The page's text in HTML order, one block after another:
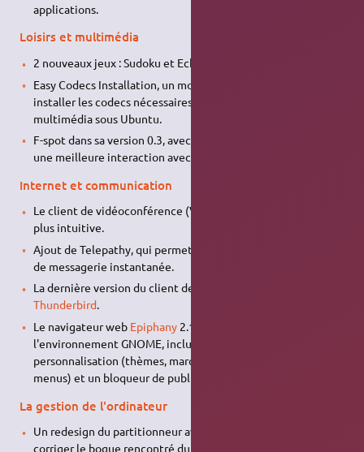
applications.
Loisirs et multimédia
2 nouveaux jeux : Sudoku et Echecs.
Easy Codecs Installation, un moyen facile de télécharger et
installer les codecs nécessaires à une expérience
multimédia sous Ubuntu.
F-spot dans sa version 0.3, avec des corrections de bogues et
une meilleure interaction avec Picasa web interface.
Internet et communication
Le client de vidéoconférence (VoIP)
plus intuitive.
Ajout de Telepathy, qui permet l'interconnexion des réseaux
de messagerie instantanée.
La dernière version du client de messagerie
Thunderbird.
Le navigateur web Epiphany2.17.90, bien intégré à
l'environnement GNOME, inclut de nouvelles options de
personnalisation (thèmes, marques-pages, historique et
menus) et un bloqueur de publicités.
La gestion de l'ordinateur
Un redesign du partitionneur avancé d'
corriger le bogue rencontré durant l'installation graphique